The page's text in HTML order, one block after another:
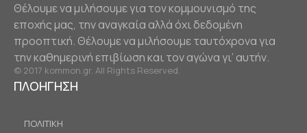
Θέλουμε να μιλήσουμε για τον κομμουνισμό της
εποχής μας, την αναγκαία αλλά όχι δεδομένη
προοπτική. Θέλουμε να μιλήσουμε ταυτόχρονα για
την καθημερινή επιβίωση και τον αγώνα γι’ αυτήν.
© 2017 kommon.gr. All Rights Reserved.
ΠΛΟΗΓΗΣΗ
ΠΟΛΙΤΙΚΗ